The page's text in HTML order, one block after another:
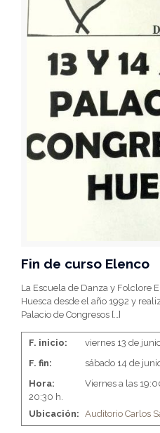
Fin de curso Elenco
La Escuela de Danza y Folclore
Huesca desde el año 1992 y
Palacio de Congresos […]
F. inicio:
viernes 13 de
F. fin:
sábado 14 de
Hora:
Viernes a las
20:30 h.
Ubicación: Auditorio Carlos